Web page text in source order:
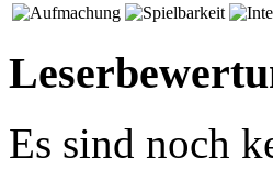
Es sind noch